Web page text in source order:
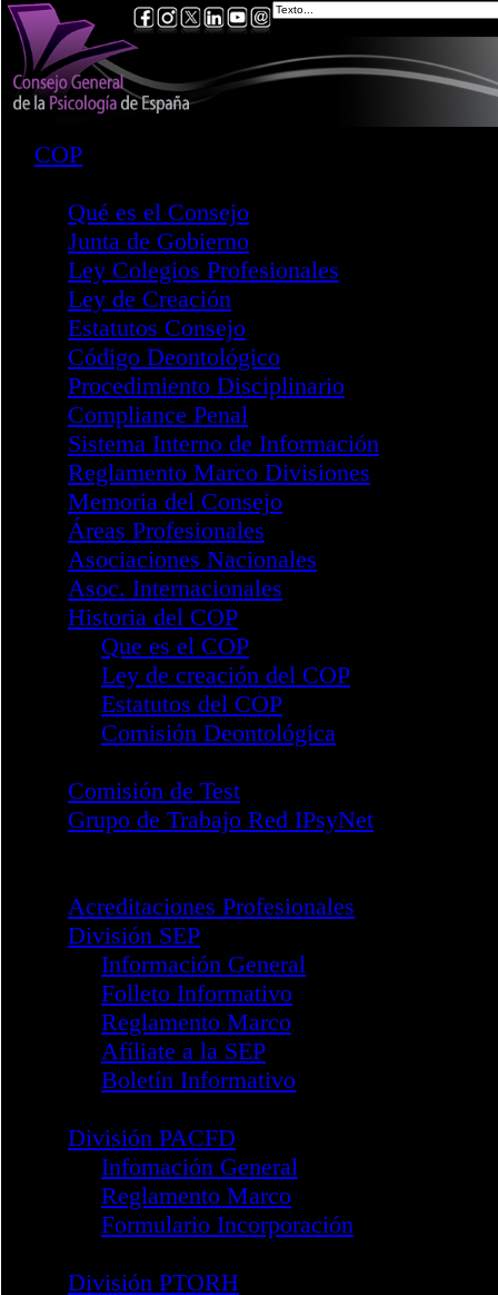
COP
Consejo
Qué es el Consejo
Junta de Gobierno
Ley Colegios Profesionales
Ley de Creación
Estatutos Consejo
Código Deontológico
Procedimiento Disciplinario
Compliance Penal
Sistema Interno de
Reglamento Marco Divisiones
Memoria del Consejo
Áreas Profesionales
Asociaciones Nacionales
Asoc. Internacionales
Historia del COP
Ley de creación del COP
Estatutos del COP
Comisión Deontológica
Comisión de Test
Grupo de Trabajo Red IPsyNet
Profesional
Acreditaciones Profesionales
División SEP
Información General